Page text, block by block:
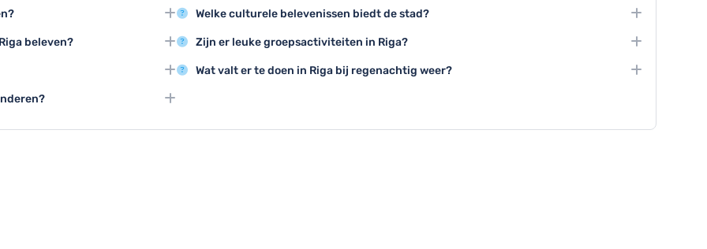
Nouveau architectuur en de
Kop een absolute
bezoek aan Riga, met
beleven?
binnenstad en bezoek
in de lokale
groene parken en
Bezoek de Art Nouveau wijk, neem deel aan een rondleiding door de oude binnenstad
Welke culturele belevenissen biedt de stad?
Riga beschikt over talrijke musea, concertzalen en theaters zoals de Nationale Opera
en het Lettische Nationale Museum.
Zijn er leuke groepsactiviteiten in Riga?
Groepen kunnen genieten van stadswandelingen, culinaire tours, teambuilding
activiteiten en groepsrondleidingen door historische locaties.
Wat valt er te doen in Riga bij regenachtig weer?